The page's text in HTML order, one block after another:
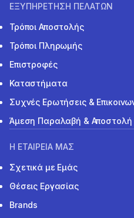
ΕΞΥΠΗΡΕΤΗΣΗ ΠΕΛΑΤΩΝ
Τρόποι Αποστολής
Τρόποι Πληρωμής
Επιστροφές
Καταστήματα
Συχνές Ερωτήσεις &
Άμεση Παραλαβή & Αποστολή
Η ΕΤΑΙΡΕΙΑ ΜΑΣ
Σχετικά με Εμάς
Θέσεις Εργασίας
Brands